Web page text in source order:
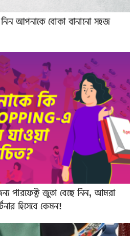
আপনাকে বোকা বানানো সহজ
পারফেক্ট জুতা বেছে নিন, আমরা
হিসেবে কেমন!